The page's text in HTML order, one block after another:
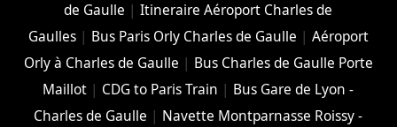
de Gaulle |Itineraire Aéroport Charles de
Gaulles| Bus Paris Orly Charles de Gaulle | Aéroport
Orly à Charles de Gaulle | Bus Charles de Gaulle Porte
Maillot | CDG to Paris Train | Bus Gare de Lyon -
Charles de Gaulle | Navette Montparnasse Roissy -